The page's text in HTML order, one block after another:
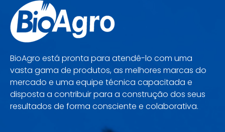
BioAgro está pronta para atendê-lo com uma
vasta gama de produtos, as melhores marcas do
mercado e uma equipe técnica capacitada e
disposta a contribuir para a construção dos seus
resultados de forma consciente e colaborativa.